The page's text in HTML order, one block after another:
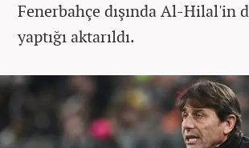
Fenerbahçe dışında Al-Hilal'in
yaptığı aktarıldı.